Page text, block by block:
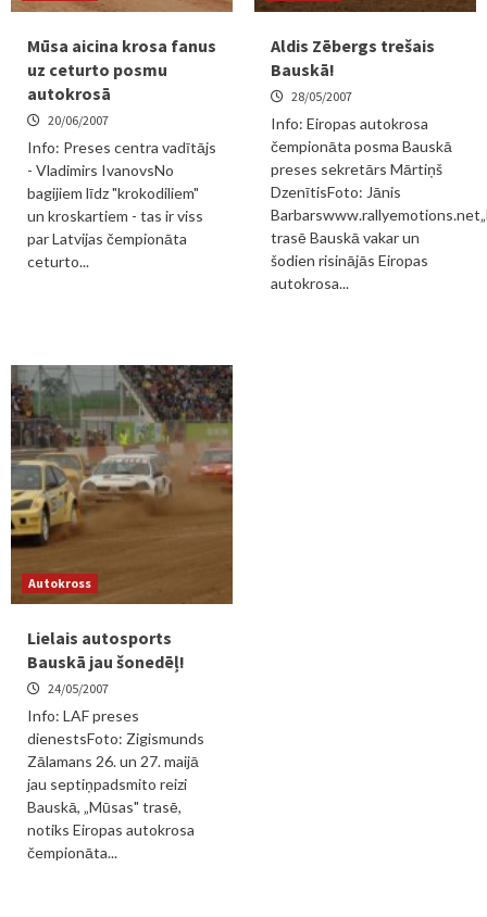
Mūsa aicina krosa fanus
uz ceturto posmu
autokrosā
20/06/2007
Info: Preses centra vadītājs
- Vladimirs IvanovsNo
bagijiem līdz "krokodiliem"
un kroskartiem - tas ir viss
par Latvijas čempionāta
ceturto...
Aldis Zēbergs trešais
Bauskā!
28/05/2007
Info: Eiropas autokrosa
čempionāta posma Bauskā
preses sekretārs Mārtiņš
DzenītisFoto: Jānis
trasē Bauskā vakar un
šodien risinājās Eiropas
autokrosa...
Autokross
Lielais autosports
Bauskā jau šonedēļ!
24/05/2007
Info: LAF preses
dienestsFoto: Zigismunds
Zālamans 26. un 27. maijā
jau septiņpadsmito reizi
Bauskā, „Mūsas" trasē,
notiks Eiropas autokrosa
čempionāta...